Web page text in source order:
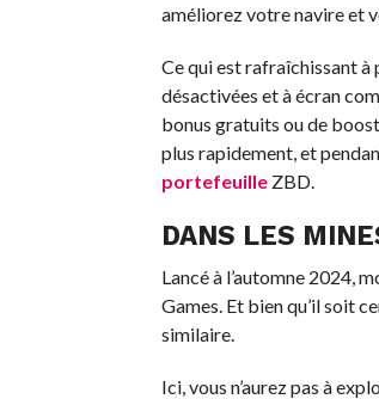
améliorez votre navire et
Ce qui est rafraîchissant à
désactivées et à écran
bonus gratuits ou de
plus rapidement, et
portefeuilleZBD.
DANS LES
Lancé à l’automne 2024,
Games. Et bien qu’il soit
similaire.
Ici, vous n’aurez pas à